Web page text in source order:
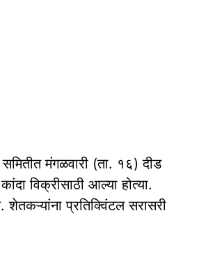
मंगळवारी (ता. १६) दीड
विक्रीसाठी आल्या होत्या.
प्रतिक्विंटल सरासरी